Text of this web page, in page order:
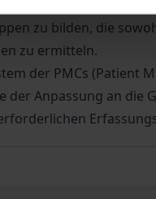
sich auf den
zu bilden, die
zu ermitteln.
der PMCs (Patient
Anpassung an die